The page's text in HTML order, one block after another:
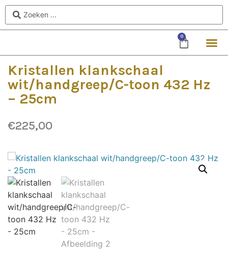
0
Kristallen klankschaal
wit/handgreep/C-toon 432 Hz
– 25cm
€225,00